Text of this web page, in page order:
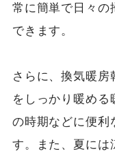
常に簡単で日々の
できます。
さらに、換気暖房
をしっかり暖める
の時期などに便利
す。また、夏には